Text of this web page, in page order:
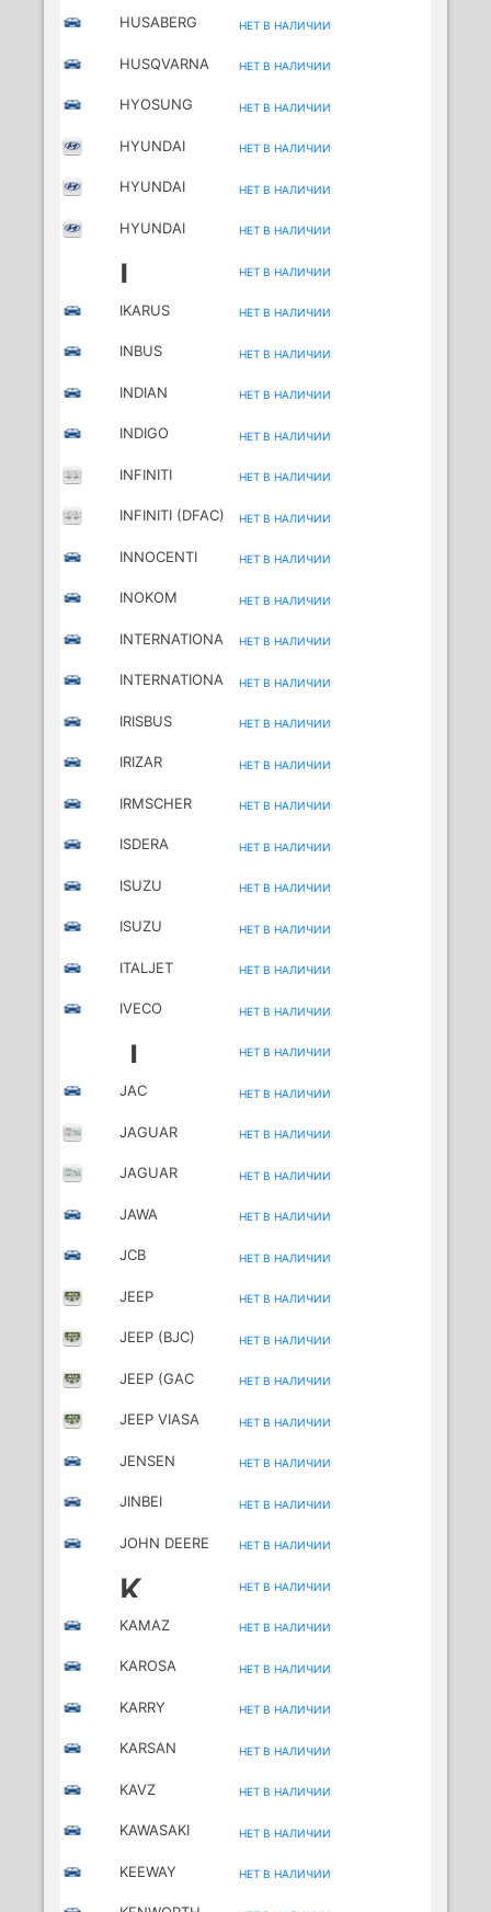
HUSABERG
НЕТ В НАЛИЧИИ
HUSQVARNA
НЕТ В НАЛИЧИИ
HYOSUNG
НЕТ В НАЛИЧИИ
HYUNDAI НЕТ В НАЛИЧИИ
HYUNDAI
НЕТ В НАЛИЧИИ
HYUNDAI
НЕТ В НАЛИЧИИ
I НЕТ В НАЛИЧИИ
IKARUS НЕТ В НАЛИЧИИ
INBUS НЕТ В НАЛИЧИИ
INDIAN
НЕТ В НАЛИЧИИ
INDIGO НЕТ В НАЛИЧИИ
INFINITI НЕТ В НАЛИЧИИ
INFINITI (DFAC) НЕТ В НАЛИЧИИ
INNOCENTI НЕТ В НАЛИЧИИ
INOKOM НЕТ В НАЛИЧИИ
INTERNATIONA
НЕТ В НАЛИЧИИ
INTERNATIONA
НЕТ В НАЛИЧИИ
IRISBUS НЕТ В НАЛИЧИИ
IRIZAR НЕТ В НАЛИЧИИ
IRMSCHER НЕТ В НАЛИЧИИ
ISDERA НЕТ В НАЛИЧИИ
ISUZU НЕТ В НАЛИЧИИ
ISUZU
НЕТ В НАЛИЧИИ
ITALJET
НЕТ В НАЛИЧИИ
IVECO НЕТ В НАЛИЧИИ
J НЕТ В НАЛИЧИИ
JAC НЕТ В НАЛИЧИИ
JAGUAR НЕТ В НАЛИЧИИ
JAGUAR
НЕТ В НАЛИЧИИ
JAWA
НЕТ В НАЛИЧИИ
JCB НЕТ В НАЛИЧИИ
JEEP НЕТ В НАЛИЧИИ
JEEP (BJC) НЕТ В НАЛИЧИИ
JEEP (GAC
НЕТ В НАЛИЧИИ
JEEP VIASA НЕТ В НАЛИЧИИ
JENSEN НЕТ В НАЛИЧИИ
JINBEI НЕТ В НАЛИЧИИ
JOHN DEERE НЕТ В НАЛИЧИИ
K НЕТ В НАЛИЧИИ
KAMAZ НЕТ В НАЛИЧИИ
KAROSA НЕТ В НАЛИЧИИ
KARRY НЕТ В НАЛИЧИИ
KARSAN НЕТ В НАЛИЧИИ
KAVZ НЕТ В НАЛИЧИИ
KAWASAKI
НЕТ В НАЛИЧИИ
KEEWAY
НЕТ В НАЛИЧИИ